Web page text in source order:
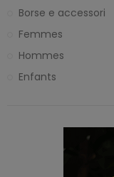
Borse e accessori
Femmes
Hommes
Enfants